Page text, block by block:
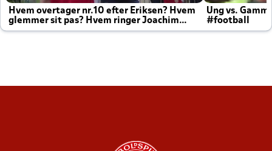
Hvem overtager nr.10 efter Eriksen? Hvem
glemmer sit pas? Hvem ringer Joachim
altid til efter kampe?
Ung vs.
#football